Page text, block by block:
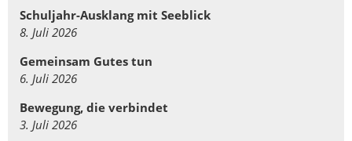
Schuljahr-Ausklang mit Seeblick
8. Juli 2026
Gemeinsam Gutes tun
6. Juli 2026
Bewegung, die verbindet
3. Juli 2026